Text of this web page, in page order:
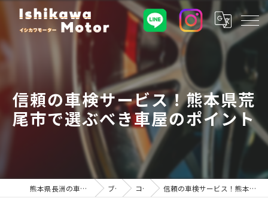
信頼の車検サービス！熊本県荒
尾市で選ぶべき車屋のポイント
熊本県長洲の車屋ならイシカワモーター ブログ コラム 信頼の車検サービス！熊本県荒尾市で選ぶべき車屋のポイント